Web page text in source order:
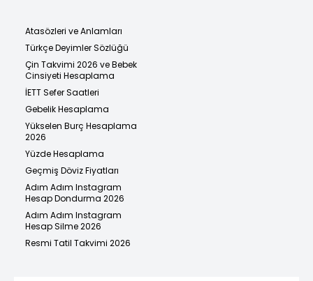
Atasözleri ve Anlamları
Türkçe Deyimler Sözlüğü
Çin Takvimi 2026 ve Bebek
Cinsiyeti Hesaplama
İETT Sefer Saatleri
Gebelik Hesaplama
Yükselen Burç Hesaplama
2026
Yüzde Hesaplama
Geçmiş Döviz Fiyatları
Adım Adım Instagram
Hesap Dondurma 2026
Adım Adım Instagram
Hesap Silme 2026
Resmi Tatil Takvimi 2026